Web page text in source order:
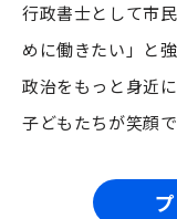
行政書士として市
めに働きたい」と
政治をもっと身近
子どもたちが笑顔